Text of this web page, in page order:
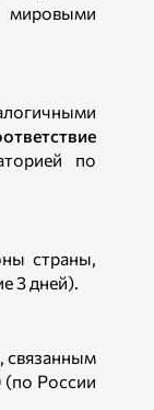
по
страны,
3 дней).
связанным
России